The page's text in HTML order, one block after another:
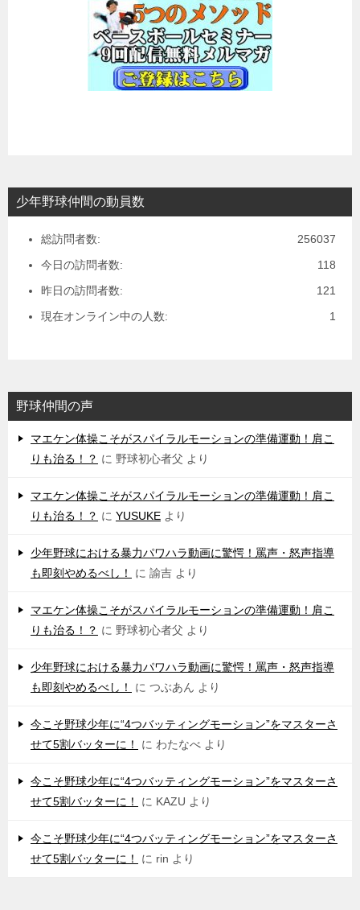
少年野球仲間の動員数
256037
総訪問者数:
118
今日の訪問者数:
121
昨日の訪問者数:
1
現在オンライン中の人数:
野球仲間の声
マエケン体操こそがスパイラルモーションの準備運動！肩こ
りも治る！？ に 野球初心者父 より
マエケン体操こそがスパイラルモーションの準備運動！肩こ
りも治る！？ に YUSUKE より
少年野球における暴力パワハラ動画に驚愕！罵声・怒声指導
も即刻やめるべし！
に 諭吉 より
マエケン体操こそがスパイラルモーションの準備運動！肩こ
りも治る！？ に 野球初心者父 より
少年野球における暴力パワハラ動画に驚愕！罵声・怒声指導
も即刻やめるべし！
に つぶあん より
今こそ野球少年に“4つバッティングモーション”をマスターさ
せて5割バッターに！
に わたなべ より
今こそ野球少年に“4つバッティングモーション”をマスターさ
せて5割バッターに！
に KAZU より
今こそ野球少年に“4つバッティングモーション”をマスターさ
せて5割バッターに！
に rin より